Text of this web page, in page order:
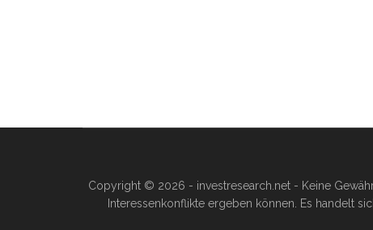
Copyright © 2026 - investresearch.net - Keine
Interessenkonflikte ergeben können. Es handelt